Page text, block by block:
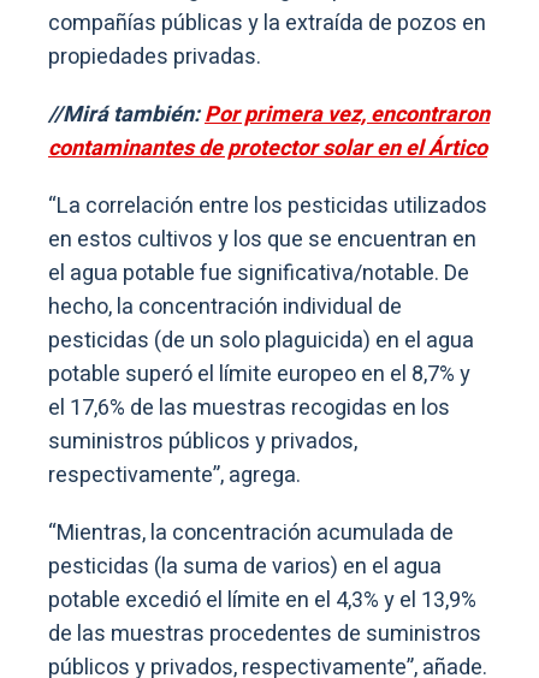
compañías públicas y la extraída de pozos en
propiedades privadas.
//Mirá también:Por primera vez, encontraron
contaminantes de protector solar en el Ártico
“La correlación entre los pesticidas utilizados
en estos cultivos y los que se encuentran en
el agua potable fue significativa/notable. De
hecho, la concentración individual de
pesticidas (de un solo plaguicida) en el agua
potable superó el límite europeo en el 8,7% y
el 17,6% de las muestras recogidas en los
suministros públicos y privados,
respectivamente”, agrega.
“Mientras, la concentración acumulada de
pesticidas (la suma de varios) en el agua
potable excedió el límite en el 4,3% y el 13,9%
de las muestras procedentes de suministros
públicos y privados, respectivamente”, añade.